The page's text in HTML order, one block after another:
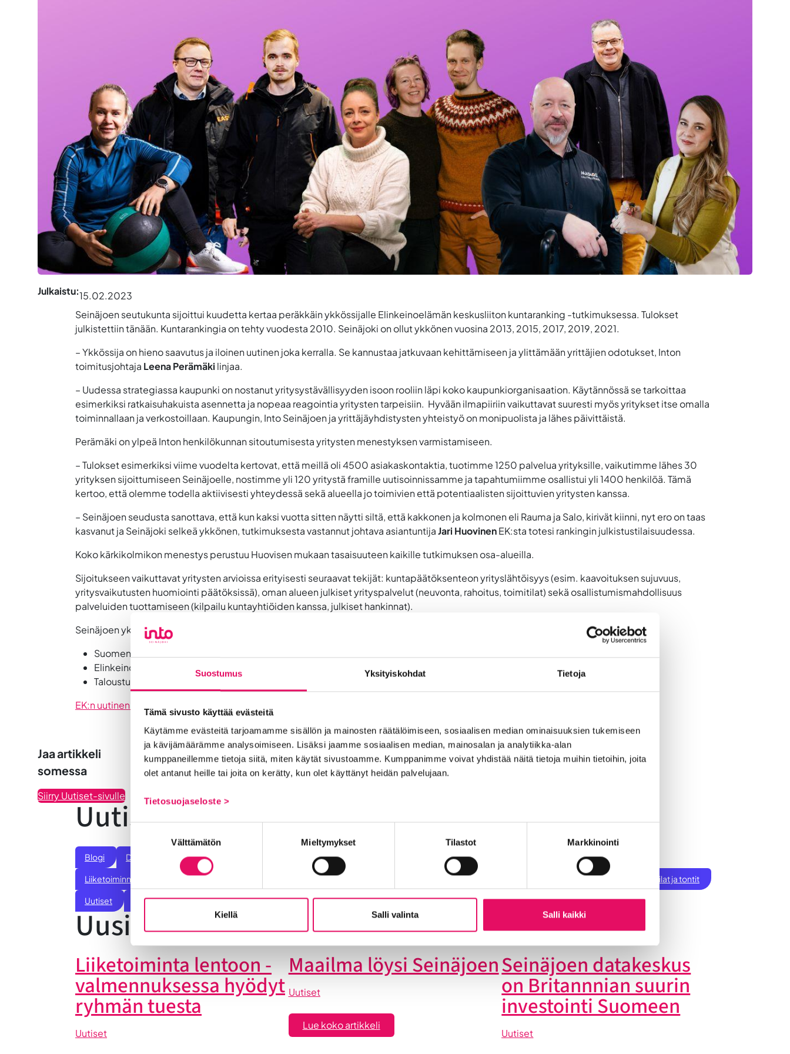
Suostumus Yksityiskohdat Tietoja
Tämä sivusto käyttää evästeitä
Käytämme evästeitä tarjoamamme sisällön ja mainosten räätälöimiseen, sosiaalisen median ominaisuuksien tukemiseen
ja kävijämäärämme analysoimiseen. Lisäksi jaamme sosiaalisen median, mainosalan ja analytiikka-alan
kumppaneillemme tietoja siitä, miten käytät sivustoamme. Kumppanimme voivat yhdistää näitä tietoja muihin tietoihin, joita
olet antanut heille tai joita on kerätty, kun olet käyttänyt heidän palvelujaan.
Tietosuojaseloste >
Suostumuksen
Välttämätön Mieltymykset Tilastot Markkinointi
Kiellä Salli valinta Salli kaikki
Julkaistu:15.02.2023
Seinäjoen seutukunta sijoittui kuudetta kertaa peräkkäin ykkössijalle Elinkeinoelämän keskusliiton kuntaranking -tutkimuksessa. Tulokset
julkistettiin tänään. Kuntarankingia on tehty vuodesta 2010. Seinäjoki on ollut ykkönen vuosina 2013, 2015, 2017, 2019, 2021.
– Ykkössija on hieno saavutus ja iloinen uutinen joka kerralla. Se kannustaa jatkuvaan kehittämiseen ja ylittämään yrittäjien odotukset, Inton
toimitusjohtaja Leena Perämäki linjaa.
– Uudessa strategiassa kaupunki on nostanut yritysystävällisyyden isoon rooliin läpi koko kaupunkiorganisaation. Käytännössä se tarkoittaa
esimerkiksi ratkaisuhakuista asennetta ja nopeaa reagointia yritysten tarpeisiin. Hyvään ilmapiiriin vaikuttavat suuresti myös yritykset itse omalla
toiminnallaan ja verkostoillaan. Kaupungin, Into Seinäjoen ja yrittäjäyhdistysten yhteistyö on monipuolista ja lähes päivittäistä.
Perämäki on ylpeä Inton henkilökunnan sitoutumisesta yritysten menestyksen varmistamiseen.
– Tulokset esimerkiksi viime vuodelta kertovat, että meillä oli 4500 asiakaskontaktia, tuotimme 1250 palvelua yrityksille, vaikutimme lähes 30
yrityksen sijoittumiseen Seinäjoelle, nostimme yli 120 yritystä framille uutisoinnissamme ja tapahtumiimme osallistui yli 1400 henkilöä. Tämä
kertoo, että olemme todella aktiivisesti yhteydessä sekä alueella jo toimivien että potentiaalisten sijoittuvien yritysten kanssa.
– Seinäjoen seudusta sanottava, että kun kaksi vuotta sitten näytti siltä, että kakkonen ja kolmonen eli Rauma ja Salo, kirivät kiinni, nyt ero on taas
kasvanut ja Seinäjoki selkeä ykkönen, tutkimuksesta vastannut johtava asiantuntijaJari HuovinenEK:sta totesi rankingin julkistustilaisuudessa.
Koko kärkikolmikon menestys perustuu Huovisen mukaan tasaisuuteen kaikille tutkimuksen osa-alueilla.
Sijoitukseen vaikuttavat yritysten arvioissa erityisesti seuraavat tekijät: kuntapäätöksenteon yrityslähtöisyys (esim. kaavoituksen sujuvuus,
yritysvaikutusten huomiointi päätöksissä), oman alueen julkiset yrityspalvelut (neuvonta, rahoitus, toimitilat) sekä osallistumismahdollisuus
palveluiden tuottamiseen (kilpailu kuntayhtiöiden kanssa, julkiset hankinnat).
Seinäjoen ykkössijat kuntien imagotutkimuksissa
Suomen Yrittäjät 2016, 2018, 2020, 2022
Elinkeinoelämän Keskusliiton kuntaranking 2013, 2015, 2017, 2019, 2021, 2023
Taloustutkimus, kuntien imago 2018, 2019, 2021, 2022
EK:n uutinen aiheesta täällä
Jaa artikkeli
somessa
Siirry Uutiset-sivulle
Uutiskategoriat
Blogi Digitalisaatio Ekosysteemi Into työpaikkana Liikeidea ja yrityksen perustaminen
Liiketoiminnan valmennukset Startup-yrittäjyys Tallenteet Töihin Seinäjoelle Toimitilat ja tontit
Uutiset Vastuullisuus Yrittäjätarinat Yrityskaupat Yritysneuvonta Yritysrahoitus Yritysuutiset
Uusimmat uutiset
Liiketoiminta lentoon -
valmennuksessa hyödyt
ryhmän tuesta
Uutiset
Maailma löysi Seinäjoen
Uutiset
Lue koko artikkeli:
Maailma
Seinäjoen datakeskus
on Britannnian suurin
investointi Suomeen
Uutiset